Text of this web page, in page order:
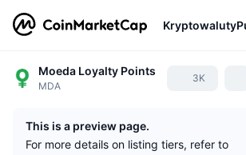
Kryptowaluty
Moeda Loyalty Points
MDA
3K
This is a preview page.
For more details on listing tiers, refer to